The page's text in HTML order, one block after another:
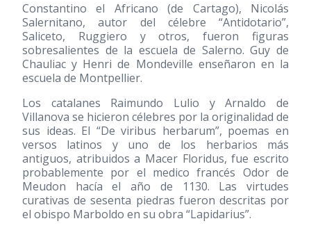
Constantino el Africano (de Cartago), Nicolás
Salernitano, autor del célebre “Antidotario”,
Saliceto, Ruggiero y otros, fueron figuras
sobresalientes de la escuela de Salerno. Guy de
Chauliac y Henri de Mondeville enseñaron en la
escuela de Montpellier.
Los catalanes Raimundo Lulio y Arnaldo de
Villanova se hicieron célebres por la originalidad de
sus ideas. El “De viribus herbarum”, poemas en
versos latinos y uno de los herbarios más
antiguos, atribuidos a Macer Floridus, fue escrito
probablemente por el medico francés Odor de
Meudon hacía el año de 1130. Las virtudes
curativas de sesenta piedras fueron descritas por
el obispo Marboldo en su obra “Lapidarius”.